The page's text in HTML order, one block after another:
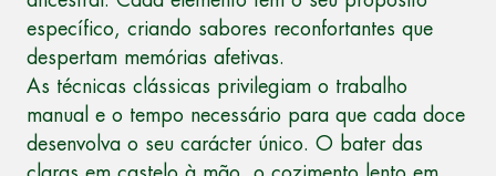
específico, criando sabores reconfortantes que
despertam memórias afetivas.
As técnicas clássicas privilegiam o trabalho
manual e o tempo necessário para que cada doce
desenvolva o seu carácter único. O bater das